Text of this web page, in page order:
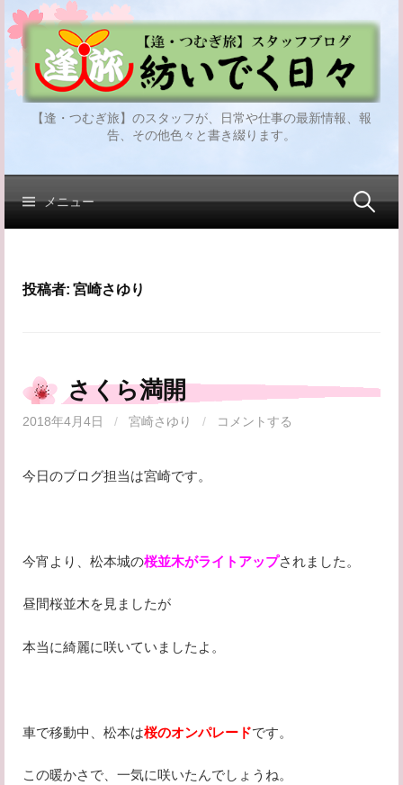
コ
ン
テ
ン
【逢・つむぎ旅】のスタッフが、日常や仕事の最新情報、報
告、その他色々と書き綴ります。
メニュー 検
投稿者:宮崎さゆり
さくら満開
2018年4月4日 / 宮崎さゆり / コメントする
今日のブログ担当は宮崎です。
今宵より、松本城の桜並木がライトアップされました。
昼間桜並木を見ましたが
本当に綺麗に咲いていましたよ。
車で移動中、松本は桜のオンパレードです。
この暖かさで、一気に咲いたんでしょうね。